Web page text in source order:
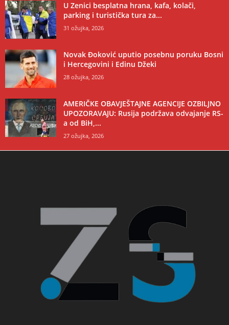
U Zenici besplatna hrana, kafa, kolači,
parking i turistička tura za...
31 ožujka, 2026
Novak Đoković uputio posebnu poruku Bosni
i Hercegovini i Edinu Džeki
28 ožujka, 2026
AMERIČKE OBAVJEŠTAJNE AGENCIJE OZBILJNO
UPOZORAVAJU: Rusija podržava odvajanje RS-
a od BiH,...
27 ožujka, 2026